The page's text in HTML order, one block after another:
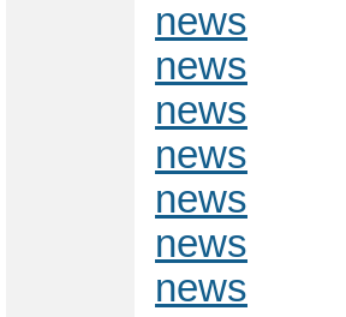
news
news
news
news
news
news
news